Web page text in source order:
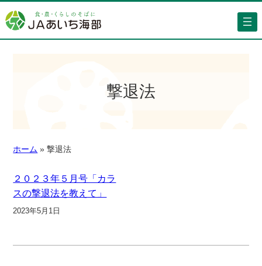
撃退法
ホーム » 撃退法
２０２３年５月号「カラ
スの撃退法を教えて」
2023年5月1日